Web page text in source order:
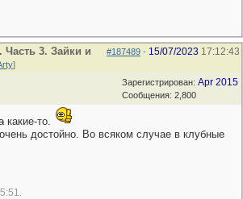
#187489 - 15/07/2023 17:12:43
3. Зайки и
]
Зарегистрирован: Apr 2015
Сообщения: 2,800
какие-то.
достойно. Во всяком случае в клубные